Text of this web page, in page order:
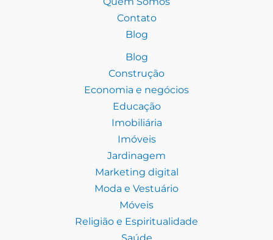
Contato
Blog
Blog
Construção
Economia e negócios
Educação
Imobiliária
Imóveis
Jardinagem
Marketing digital
Moda e Vestuário
Móveis
Religião e Espiritualidade
Saúde